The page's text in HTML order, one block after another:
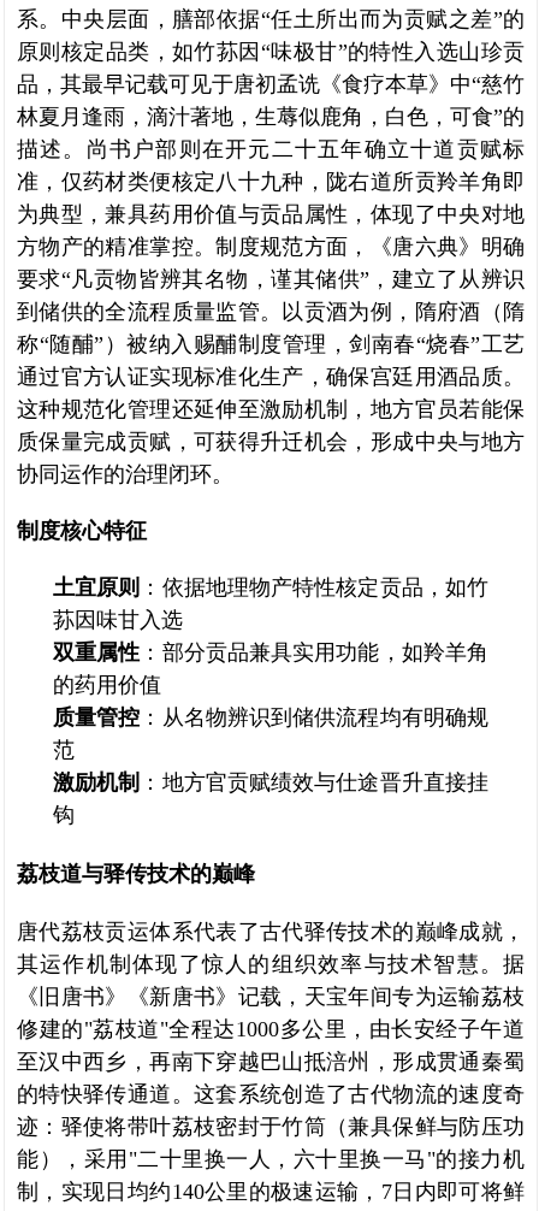
系。中央层面，膳部依据“任土所出而为贡赋之差”的
原则核定品类，如竹荪因“味极甘”的特性入选山珍贡
品，其最早记载可见于唐初孟诜《食疗本草》中“慈竹
林夏月逢雨，滴汁著地，生蓐似鹿角，白色，可食”的
描述。尚书户部则在开元二十五年确立十道贡赋标
准，仅药材类便核定八十九种，陇右道所贡羚羊角即
为典型，兼具药用价值与贡品属性，体现了中央对地
方物产的精准掌控。制度规范方面，《唐六典》明确
要求“凡贡物皆辨其名物，谨其储供”，建立了从辨识
到储供的全流程质量监管。以贡酒为例，隋府酒（隋
称“随酺”）被纳入赐酺制度管理，剑南春“烧春”工艺
通过官方认证实现标准化生产，确保宫廷用酒品质。
这种规范化管理还延伸至激励机制，地方官员若能保
质保量完成贡赋，可获得升迁机会，形成中央与地方
协同运作的治理闭环。
制度核心特征
土宜原则 ：依据地理物产特性核定贡品，如竹
荪因味甘入选
双重属性 ：部分贡品兼具实用功能，如羚羊角
的药用价值
质量管控 ：从名物辨识到储供流程均有明确规
范
激励机制 ：地方官贡赋绩效与仕途晋升直接挂
钩
荔枝道与驿传技术的巅峰
唐代荔枝贡运体系代表了古代驿传技术的巅峰成就，
其运作机制体现了惊人的组织效率与技术智慧。据
《旧唐书》《新唐书》记载，天宝年间专为运输荔枝
修建的"荔枝道"全程达1000多公里，由长安经子午道
至汉中西乡，再南下穿越巴山抵涪州，形成贯通秦蜀
的特快驿传通道。这套系统创造了古代物流的速度奇
迹：驿使将带叶荔枝密封于竹筒（兼具保鲜与防压功
能），采用"二十里换一人，六十里换一马"的接力机
制，实现日均约140公里的极速运输，7日内即可将鲜